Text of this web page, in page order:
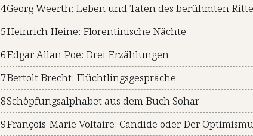
4Georg Weerth: Leben und Taten des berühmten
5Heinrich Heine: Florentinische Nächte
6Edgar Allan Poe: Drei Erzählungen
7Bertolt Brecht: Flüchtlingsgespräche
8Schöpfungsalphabet aus dem Buch Sohar
9François-Marie Voltaire: Candide oder Der